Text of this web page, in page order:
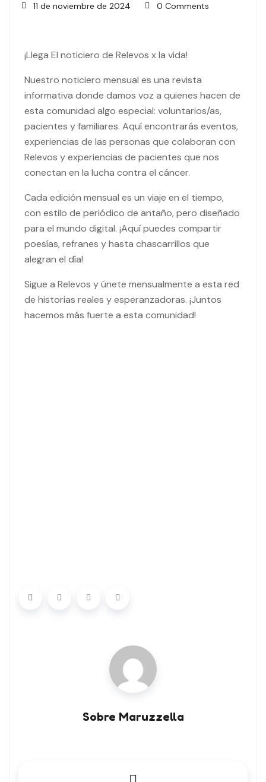
11 de noviembre de 2024 0 Comments
¡Llega El noticiero de Relevos x la vida!
Nuestro noticiero mensual es una revista
informativa donde damos voz a quienes hacen de
esta comunidad algo especial: voluntarios/as,
pacientes y familiares. Aquí encontrarás eventos,
experiencias de las personas que colaboran con
Relevos y experiencias de pacientes que nos
conectan en la lucha contra el cáncer.
Cada edición mensual es un viaje en el tiempo,
con estilo de periódico de antaño, pero diseñado
para el mundo digital. ¡Aquí puedes compartir
poesías, refranes y hasta chascarrillos que
alegran el día!
Sigue a Relevos y únete mensualmente a esta red
de historias reales y esperanzadoras. ¡Juntos
hacemos más fuerte a esta comunidad!
Sobre Maruzzella